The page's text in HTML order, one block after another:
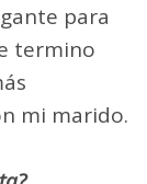
para
termino
mi marido.